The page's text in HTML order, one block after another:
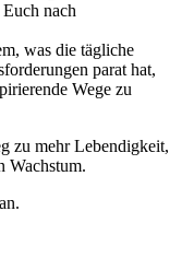
nach
was die tägliche
parat hat,
Wege zu
zu mehr Lebendigkeit,
Wachstum.
an.